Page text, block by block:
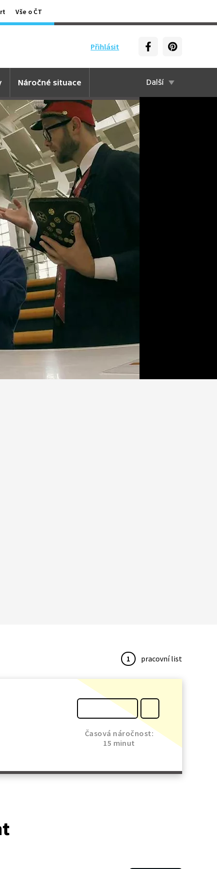
Vše o ČT
Přihlásit
Náročné situace Další
1 pracovní list
Časová náročnost:
15 minut